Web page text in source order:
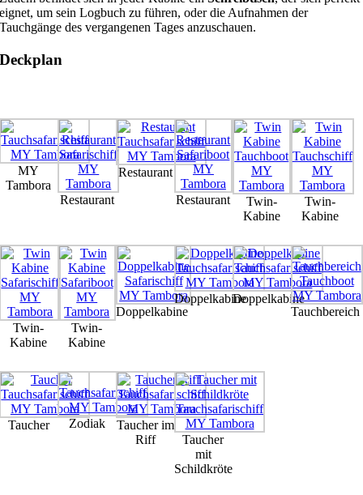
eignet, um sein Logbuch zu führen, oder die Aufnahmen der
Tauchgänge des vergangenen Tages anzuschauen.
Deckplan
MY
Tambora
Restaurant
Restaurant
Restaurant
Twin-
Kabine
Twin-
Kabine
Twin-
Kabine
Twin-
Kabine
Doppelkabine
DoppelkabineDoppelkabine
Tauchbereich
Taucher Zodiak
Taucher im
Riff
Taucher
mit
Schildkröte